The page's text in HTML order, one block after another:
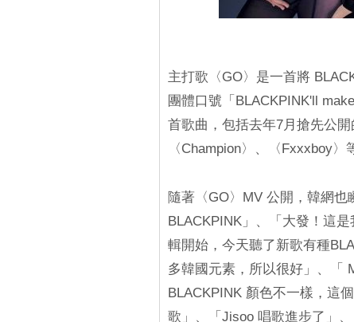
主打歌〈GO〉是一首將
團體口號「BLACKPINK'll
首歌曲，包括去年7月搶先公開
〈Champion〉、〈Fxxxboy〉
隨著〈GO〉MV 公開，韓網
BLACKPINK」、「大發！這
輯開始，今天聽了新歌有種
多韓國元素，所以很好」、「
BLACKPINK 顏色不一樣，這
歌」、「Jisoo 唱歌進步了」